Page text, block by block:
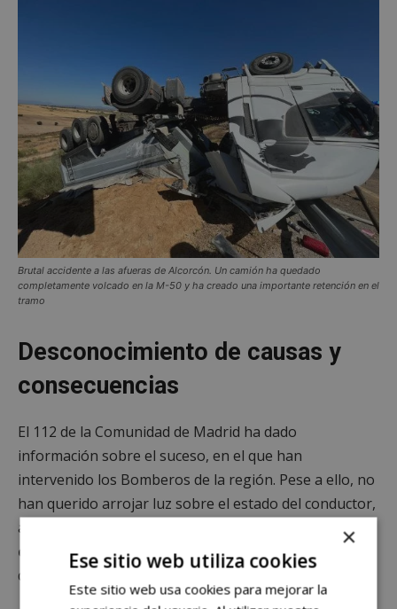
Brutal accidente a las afueras de Alcorcón. Un camión ha quedado
completamente volcado en la M-50 y ha creado una importante retención en el
tramo
Desconocimiento de causas y
consecuencias
El 112 de la Comunidad de Madrid ha dado
información sobre el suceso, en el que han
intervenido los Bomberos de la región. Pese a ello, no
han querido arrojar luz sobre el estado del conductor,
aunque como se puede en las imágenes expuestas,
camión ha quedado completamente volcado
destrozado en varias partes del mismo.
×
Ese sitio web utiliza cookies
Este sitio web usa cookies para mejorar la